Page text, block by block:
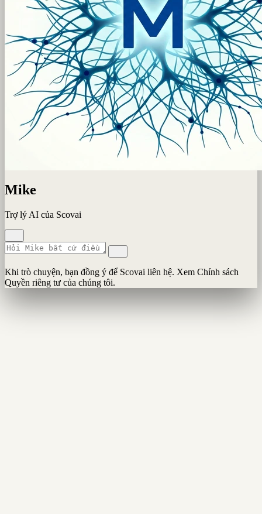
Mike
Trợ lý AI của Scovai
Khi trò chuyện, bạn đồng ý để Scovai liên hệ. Xem Chính sách
Quyền riêng tư của chúng tôi.